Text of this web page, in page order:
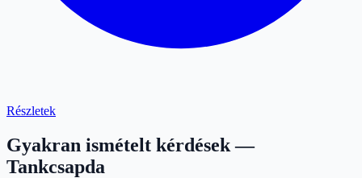
Részletek
Gyakran ismételt kérdések —
Tankcsapda